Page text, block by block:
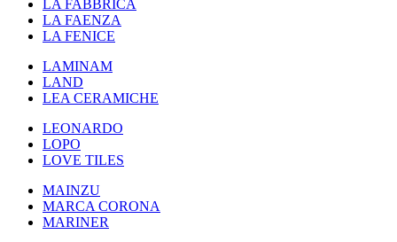
LA FABBRICA
LA FAENZA
LA FENICE
LAMINAM
LAND
LEA CERAMICHE
LEONARDO
LOPO
LOVE TILES
MAINZU
MARCA CORONA
MARINER